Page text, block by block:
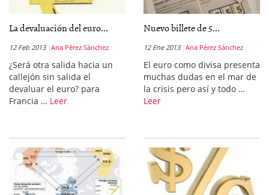
La devaluación del euro...
12 Feb 2013 Ana Pérez Sánchez
¿Será otra salida hacia un
callejón sin salida el
devaluar el euro? para
Francia … Leer
Nuevo billete de 5...
12 Ene 2013 Ana Pérez Sánchez
El euro como divisa presenta
muchas dudas en el mar de
la crisis pero así y todo …
Leer